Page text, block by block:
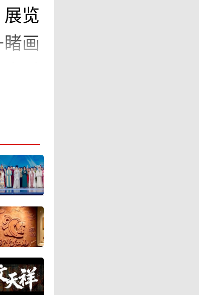
览
画
后
逢
也
，
对
求